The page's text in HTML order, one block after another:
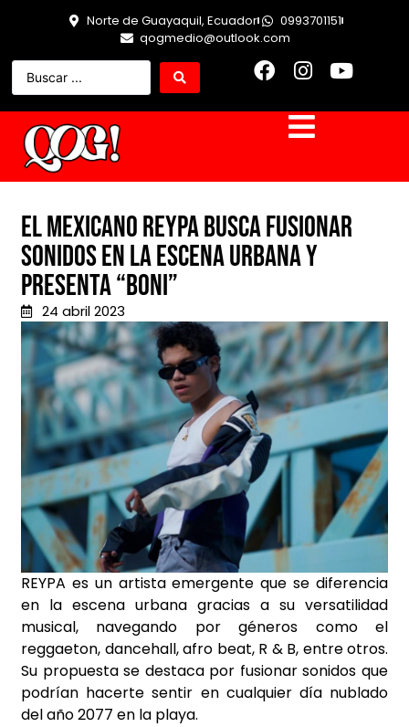
Norte de Guayaquil, Ecuador
0993701151
qogmedio@outlook.com
El mexicano Reypa busca fusionar
sonidos en la escena urbana y
presenta “Boni”
24 abril 2023
REYPA es un artista emergente que se diferencia
en la escena urbana gracias a su versatilidad
musical, navegando por géneros como el
reggaeton, dancehall, afro beat, R & B, entre otros.
Su propuesta se destaca por fusionar sonidos que
podrían hacerte sentir en cualquier día nublado
del año 2077 en la playa.